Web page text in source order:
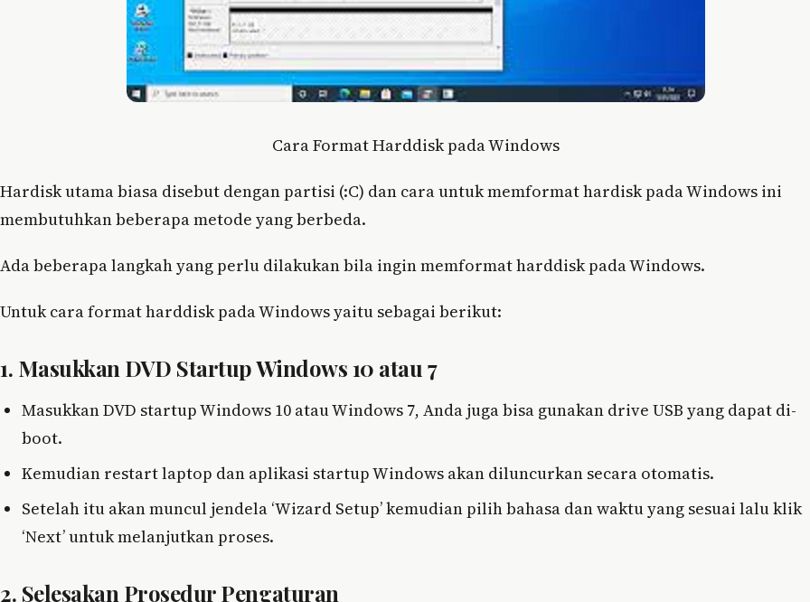
Cara Format Harddisk pada Windows
Hardisk utama biasa disebut dengan partisi (:C) dan cara untuk memformat hardisk pada Windows ini
membutuhkan beberapa metode yang berbeda.
Ada beberapa langkah yang perlu dilakukan bila ingin memformat harddisk pada Windows.
Untuk cara format harddisk pada Windows yaitu sebagai berikut:
1. Masukkan DVD Startup Windows 10 atau 7
Masukkan DVD startup Windows 10 atau Windows 7, Anda juga bisa gunakan drive USB yang dapat di-
boot.
Kemudian restart laptop dan aplikasi startup Windows akan diluncurkan secara otomatis.
Setelah itu akan muncul jendela ‘Wizard Setup’ kemudian pilih bahasa dan waktu yang sesuai lalu klik
‘Next’ untuk melanjutkan proses.
2. Selesakan Prosedur Pengaturan